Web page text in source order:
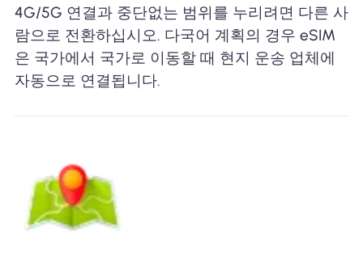
4G/5G 연결과 중단없는 범위를 누리려면 다른 사
람으로 전환하십시오. 다국어 계획의 경우 eSIM
은 국가에서 국가로 이동할 때 현지 운송 업체에
자동으로 연결됩니다.